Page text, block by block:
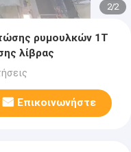
2/2
ρυμουλκών 1T
λίβρας
Επικοινωνήστε